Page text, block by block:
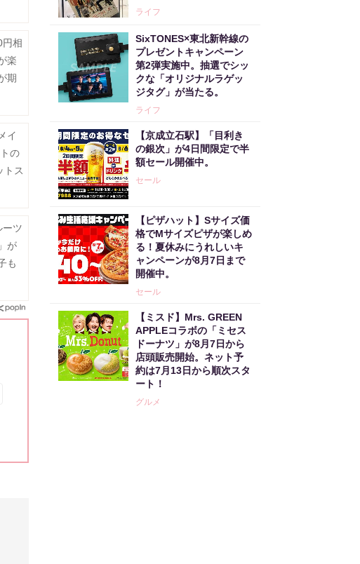
円相
楽
期
イ
の
トス
ーツ
が
も
ライフ
SixTONES×東北新幹線の
プレゼントキャンペーン
第2弾実施中。抽選でシッ
クな「オリジナルラゲッ
ジタグ」が当たる。
ライフ
【京成立石駅】「目利き
の銀次」が4日間限定で半
額セール開催中。
セール
【ピザハット】Sサイズ価
格でMサイズピザが楽しめ
る！夏休みにうれしいキ
ャンペーンが8月7日まで
開催中。
セール
【ミスド】Mrs. GREEN
APPLEコラボの「ミセス
ドーナツ」が8月7日から
店頭販売開始。ネット予
約は7月13日から順次スタ
ート！
グルメ